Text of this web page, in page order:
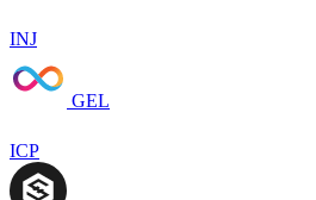
INJ
GEL
ICP